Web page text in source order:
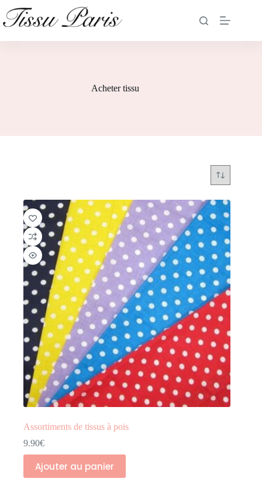
Acheter tissu
Assortiments de tissus à pois
9.90€
Ajouter au panier